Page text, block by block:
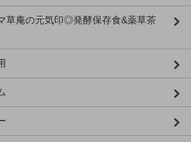
庵の元気印◎発酵保存食&薬草茶